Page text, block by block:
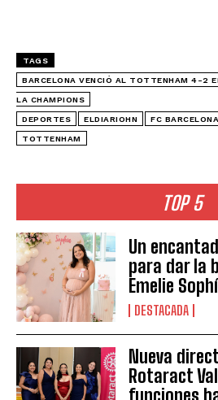
TOP 5
Un
para dar la
Emelie
DESTACADA
Nueva
Rotaract
TAGS
BARCELONA VENCIÓ AL TOTTENHAM 4-2
LA CHAMPIONS
DEPORTES ELDIARIOHN FC BARCELONA
TOTTENHAM